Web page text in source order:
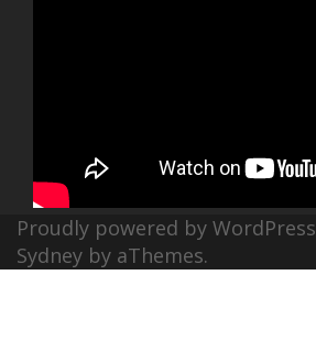
Proudly powered by WordPress
Sydney by aThemes.